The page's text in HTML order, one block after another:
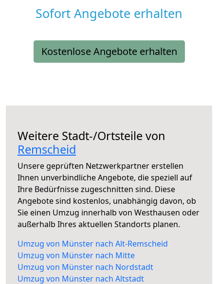
Sofort Angebote erhalten
Kostenlose Angebote erhalten
Weitere Stadt-/Ortsteile von
Remscheid
Unsere geprüften Netzwerkpartner erstellen
Ihnen unverbindliche Angebote, die speziell auf
Ihre Bedürfnisse zugeschnitten sind. Diese
Angebote sind kostenlos, unabhängig davon, ob
Sie einen Umzug innerhalb von Westhausen oder
außerhalb Ihres aktuellen Standorts planen.
Umzug von Münster nach Alt-Remscheid
Umzug von Münster nach Mitte
Umzug von Münster nach Nordstadt
Umzug von Münster nach Altstadt